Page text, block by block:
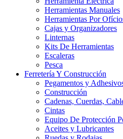
Herramientas Manuales
Herramientas Por
Cajas y Organizadores
Linternas
Kits De Herramientas
Escaleras
Pesca
Ferretería Y Construcción
Pegamentos y
Construcción
Cadenas, Cuerdas,
Cintas
Equipo De Protección
Aceites y Lubricantes